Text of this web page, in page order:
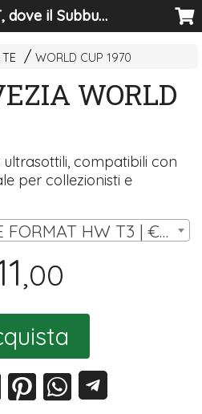
SUBBART, dove il Subbuteo diventa arte
WORLD CUP 1970
WORLD
compatibili con
per collezionisti e
SET 14 MINIATURE FORMAT HW T3 | € 11,00
,00